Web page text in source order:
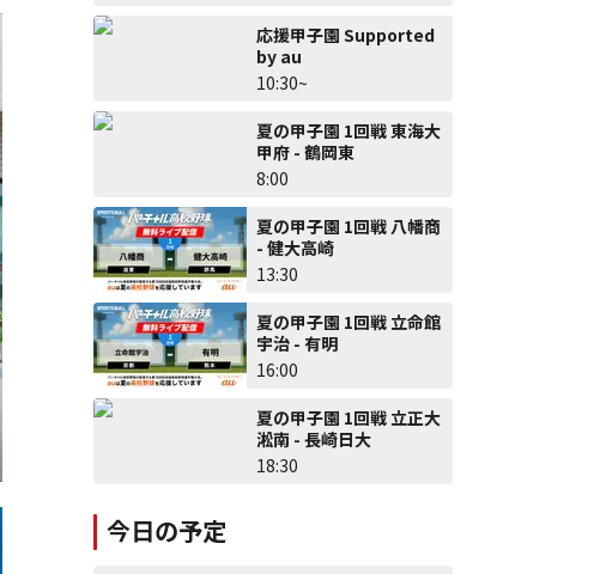
応援甲子園 Supported
by au
10:30~
夏の甲子園 1回戦 東海大
甲府 - 鶴岡東
8:00
夏の甲子園 1回戦 八幡商
- 健大高崎
13:30
夏の甲子園 1回戦 立命館
宇治 - 有明
16:00
夏の甲子園 1回戦 立正大
淞南 - 長崎日大
18:30
今日の予定